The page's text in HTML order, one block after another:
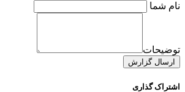
نام شما
توضیحات
ارسال گزارش
اشتراک گذاری